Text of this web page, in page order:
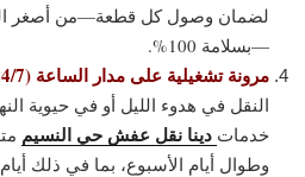
لضمان وصول كل قطعة—من أصغر
—بسلامة 100%.
مرونة تشغيلية على مدار الساعة (24/7) :
النقل في هدوء الليل أو في حيوية
خدمات دينا نقل عفش حي النسيم
وطوال أيام الأسبوع، بما في ذلك